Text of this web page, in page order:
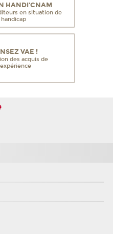
HANDI'CNAM
en situation de
handicap
VAE !
des acquis de